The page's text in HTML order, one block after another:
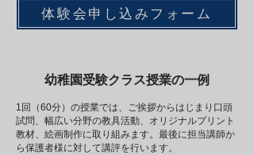
体験会申し込みフォーム
幼稚園受験クラス授業の一例
1回（60分）の授業では、ご挨拶からはじまり口頭
試問、幅広い分野の教具活動、オリジナルプリント
教材、絵画制作に取り組みます。最後に担当講師か
ら保護者様に対して講評を行います。